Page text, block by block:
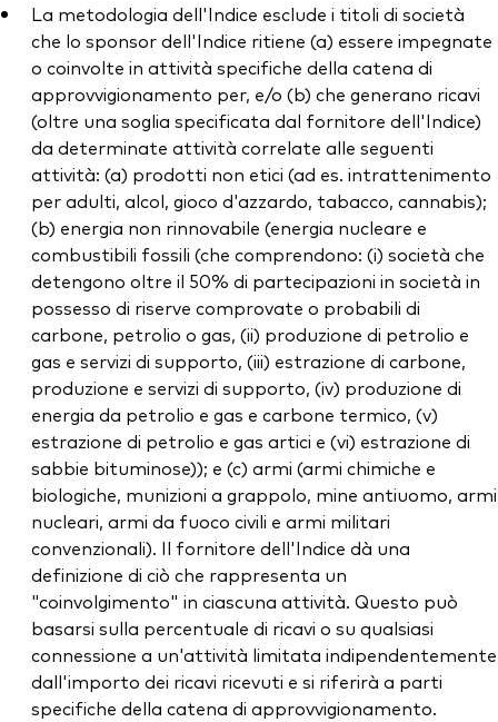
La metodologia dell'Indice esclude i titoli di società
che lo sponsor dell'Indice ritiene (a) essere impegnate
o coinvolte in attività specifiche della catena di
approvvigionamento per, e/o (b) che generano ricavi
(oltre una soglia specificata dal fornitore dell'Indice)
da determinate attività correlate alle seguenti
attività: (a) prodotti non etici (ad es. intrattenimento
per adulti, alcol, gioco d'azzardo, tabacco, cannabis);
(b) energia non rinnovabile (energia nucleare e
combustibili fossili (che comprendono: (i) società che
detengono oltre il 50% di partecipazioni in società in
possesso di riserve comprovate o probabili di
carbone, petrolio o gas, (ii) produzione di petrolio e
gas e servizi di supporto, (iii) estrazione di carbone,
produzione e servizi di supporto, (iv) produzione di
energia da petrolio e gas e carbone termico, (v)
estrazione di petrolio e gas artici e (vi) estrazione di
sabbie bituminose)); e (c) armi (armi chimiche e
biologiche, munizioni a grappolo, mine antiuomo, armi
nucleari, armi da fuoco civili e armi militari
convenzionali). Il fornitore dell'Indice dà una
definizione di ciò che rappresenta un
"coinvolgimento" in ciascuna attività. Questo può
basarsi sulla percentuale di ricavi o su qualsiasi
connessione a un'attività limitata indipendentemente
dall'importo dei ricavi ricevuti e si riferirà a parti
specifiche della catena di approvvigionamento.